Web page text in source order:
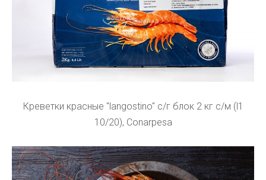
Креветки красные "langostino" с/г блок 2 кг с/м (l1
10/20), Conarpesa